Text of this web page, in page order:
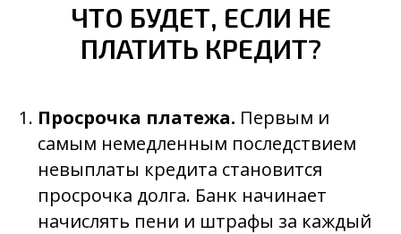
ЧТО БУДЕТ, ЕСЛИ НЕ
ПЛАТИТЬ КРЕДИТ?
Просрочка платежа. Первым и
самым немедленным последствием
невыплаты кредита становится
просрочка долга. Банк начинает
начислять пени и штрафы за каждый